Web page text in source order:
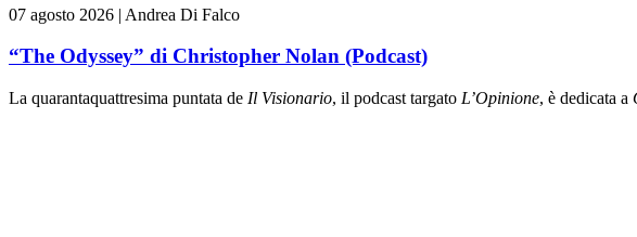
07 agosto 2026 | Andrea Di Falco
“The Odyssey” di Christopher Nolan (Podcast)
La quarantaquattresima puntata de Il Visionario, il podcast targato L’Opinione, è dedicata a